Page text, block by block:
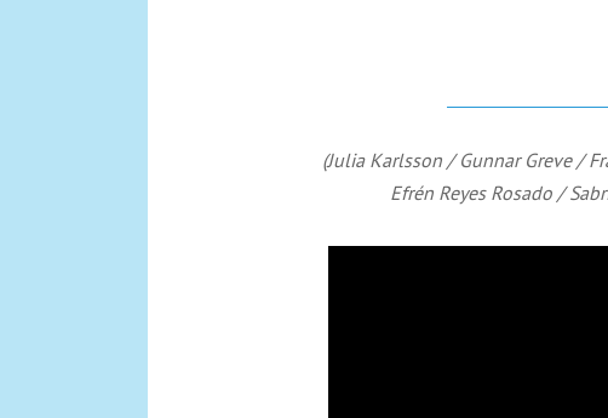
(Julia Karlsson / Gunnar Greve /
Efrén Reyes Rosado /